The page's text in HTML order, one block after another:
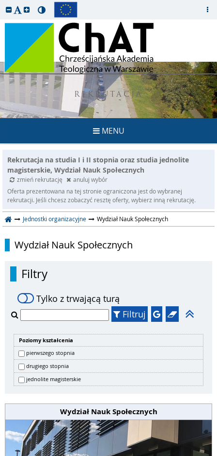
REKRUTACJA
MENU
Rekrutacja na studia I i II stopnia oraz studia jednolite
magisterskie, Wydział Nauk Społecznych
zmień rekrutację
anuluj wybór
Oferta prezentowana na tej stronie ograniczona jest do wybranej
rekrutacji. Jeśli chcesz zobaczyć resztę oferty, wybierz inną rekrutację.
Jednostki organizacyjne Wydział Nauk Społecznych
Wydział Nauk Społecznych
Filtry
Tylko z trwającą turą
Filtruj
Poziomy kształcenia
pierwszego stopnia
drugiego stopnia
jednolite magisterskie
Wydział Nauk Społecznych